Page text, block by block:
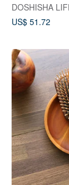
DOSHISHA
US$ 51.72